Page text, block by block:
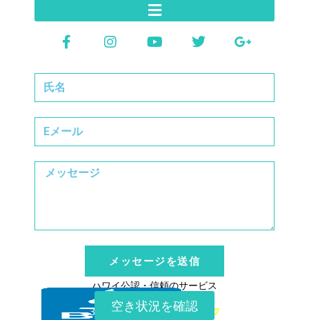
空き状況を確認
30日以上前の予約で25% オフ
メッセージを送信
ハワイ公認・信頼のサービス